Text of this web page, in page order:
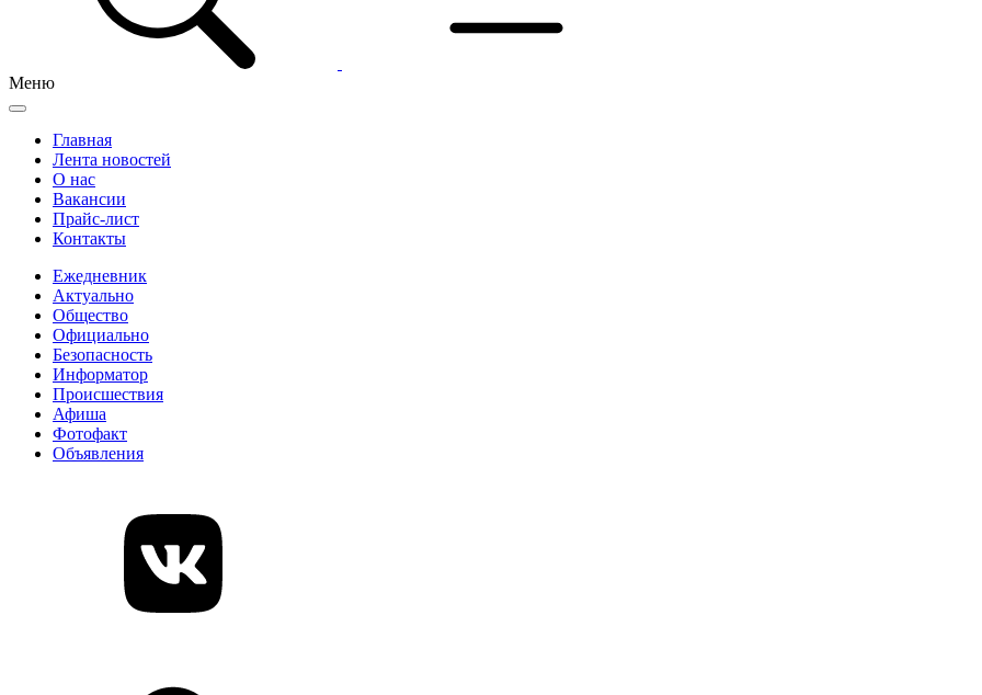
Меню
Главная
Лента новостей
О нас
Вакансии
Прайс-лист
Контакты
Ежедневник
Актуально
Общество
Официально
Безопасность
Информатор
Происшествия
Афиша
Фотофакт
Объявления